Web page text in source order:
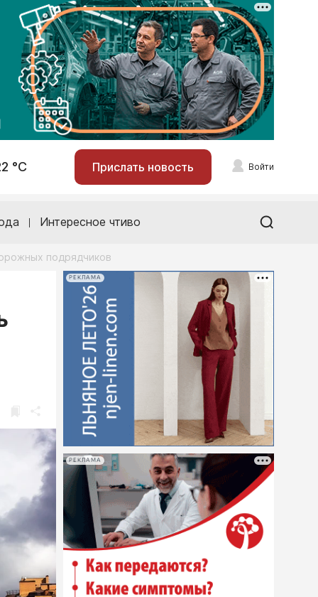
°С Прислать новость Войти
Интересное чтиво
подрядчиков
РЕКЛАМА
РЕКЛАМА